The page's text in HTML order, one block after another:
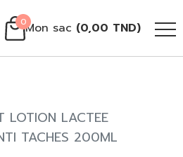
0Mon sac (0,00 TND)
LOTION LACTEE
TACHES 200ML